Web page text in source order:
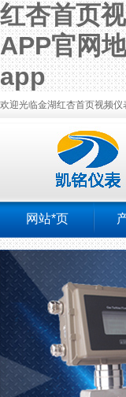
红杏首页
APP官网
app
欢迎光临金湖红杏首页视频仪表有
网站*页